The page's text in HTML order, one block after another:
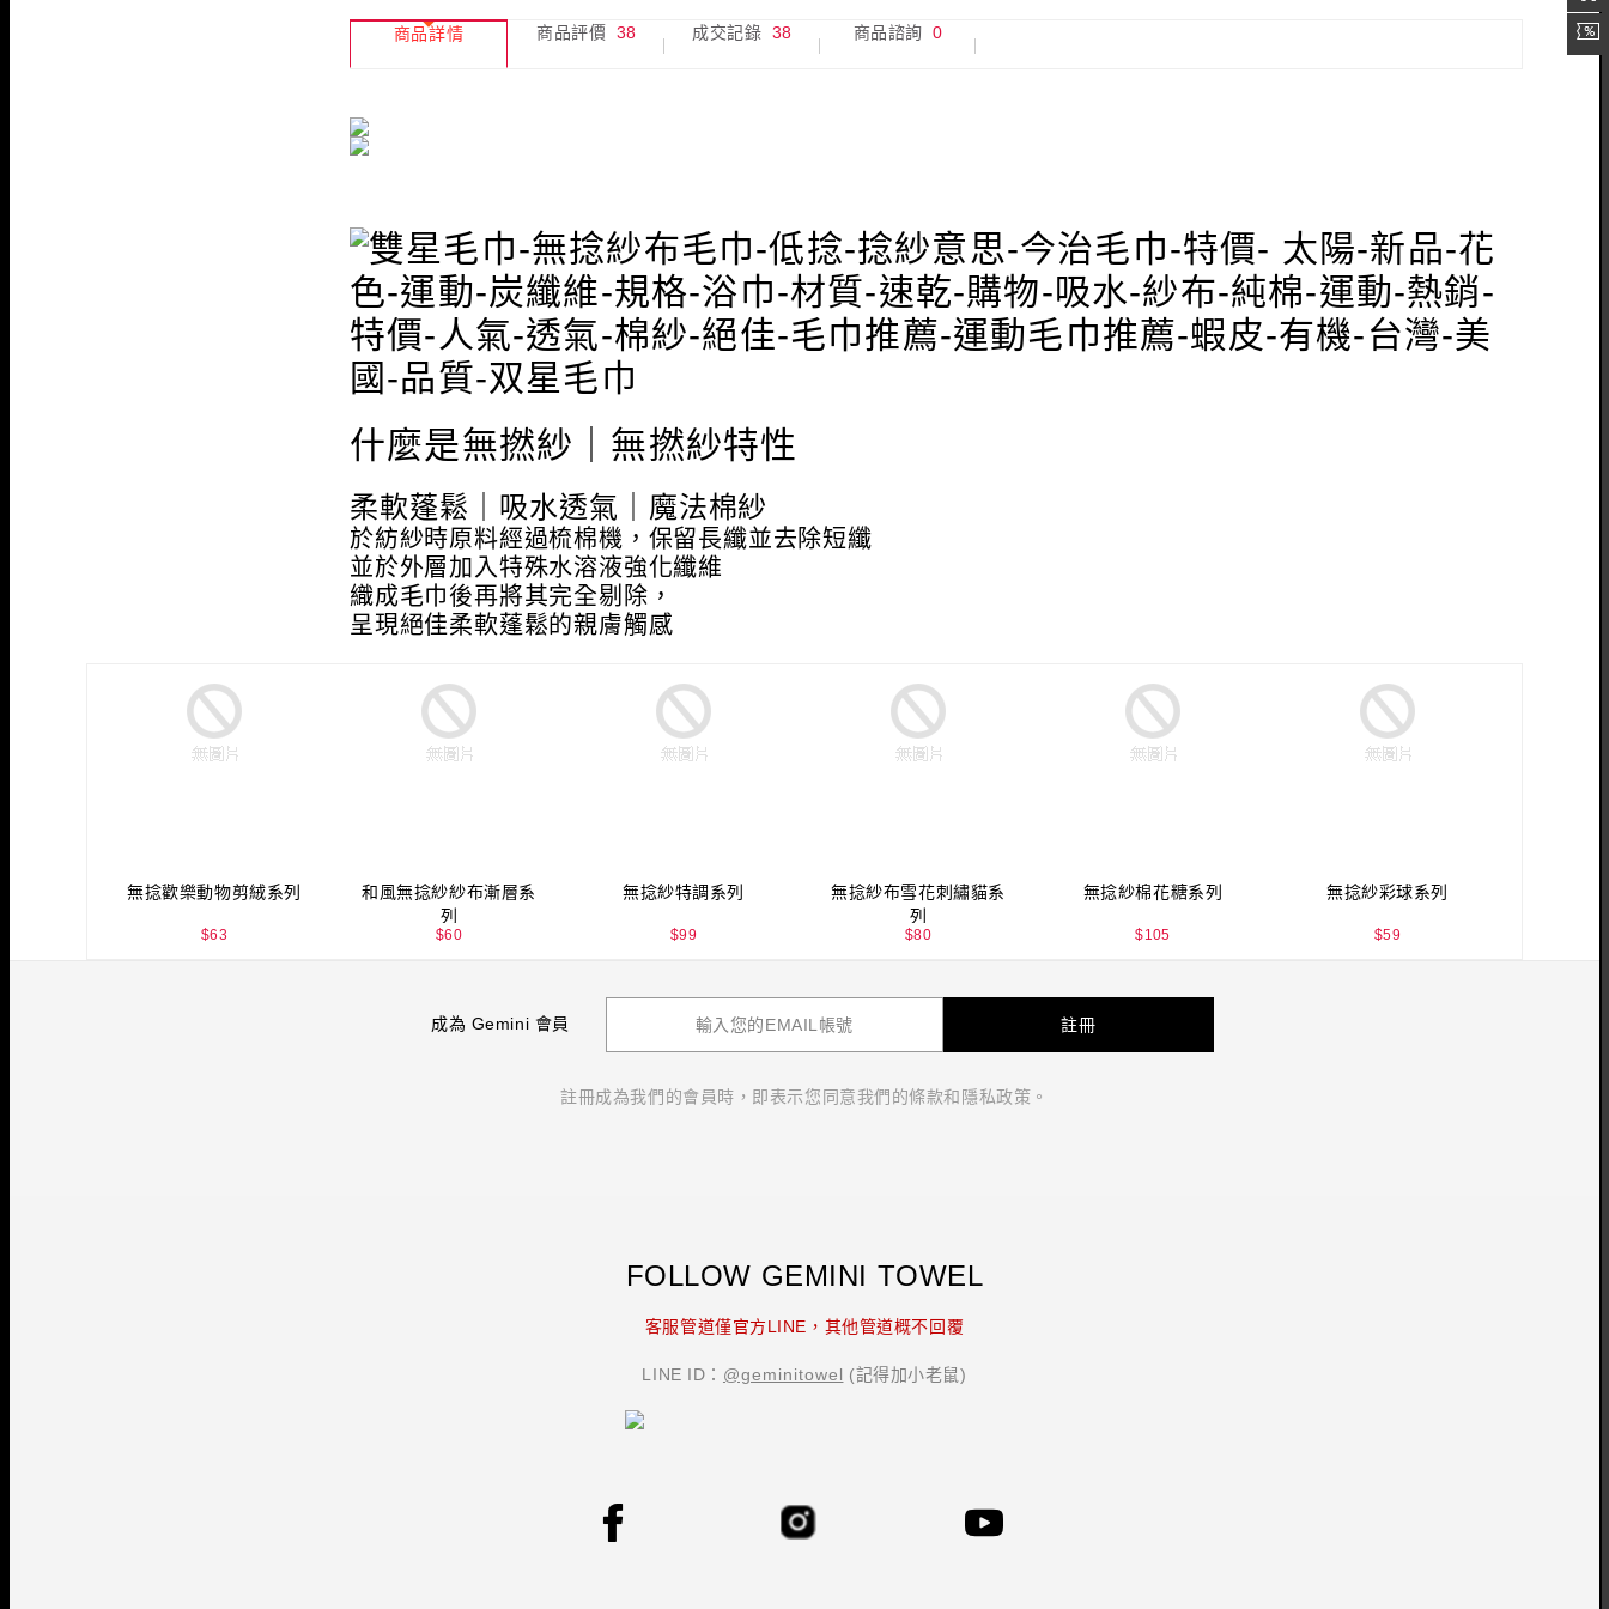
商品詳情 商品評價 38 成交記錄 38 商品諮詢 0
什麼是無撚紗｜無撚紗特性
柔軟蓬鬆｜吸水透氣｜魔法棉紗
於紡紗時原料經過梳棉機，保留長纖並去除短纖
並於外層加入特殊水溶液強化纖維
織成毛巾後再將其完全剔除，
呈現絕佳柔軟蓬鬆的親膚觸感
無捻歡樂動物剪絨系列
$63
和風無捻紗紗布漸層系
列
$60
無捻紗特調系列
$99
無捻紗布雪花刺繡貓系
列
$80
無捻紗棉花糖系列
$105
無捻紗彩球系列
$59
成為 Gemini 會員 註冊
註冊成為我們的會員時，即表示您同意我們的條款和隱私政策。
双星毛巾 GEMINI 官方購物網｜純棉台灣毛巾
品牌推薦首選｜織造專家
FOLLOW GEMINI TOWEL
客服管道僅官方LINE，其他管道概不回覆
LINE ID： @geminitowel (記得加小老鼠)